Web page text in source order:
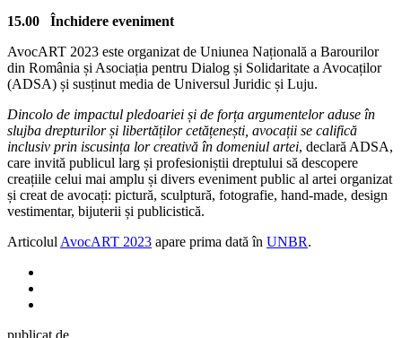
15.00 Închidere eveniment
AvocART 2023 este organizat de Uniunea Națională a Barourilor
din România și Asociația pentru Dialog și Solidaritate a Avocaților
(ADSA) și susținut media de Universul Juridic și Luju.
Dincolo de impactul pledoariei și de forța argumentelor aduse în
slujba drepturilor și libertăților cetățenești, avocații se califică
inclusiv prin iscusința lor creativă în domeniul artei, declară ADSA,
care invită publicul larg și profesioniștii dreptului să descopere
creațiile celui mai amplu și divers eveniment public al artei organizat
și creat de avocați: pictură, sculptură, fotografie, hand-made, design
vestimentar, bijuterii și publicistică.
Articolul AvocART 2023 apare prima dată în UNBR.